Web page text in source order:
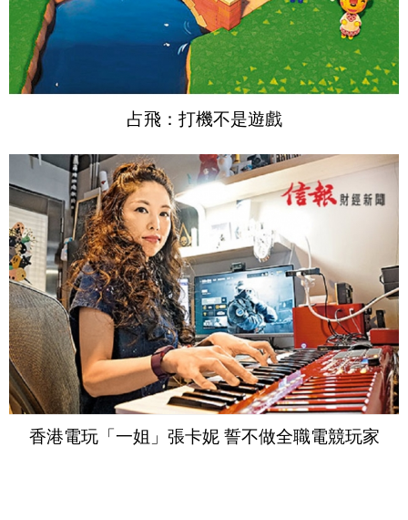
占飛：打機不是遊戲
香港電玩「一姐」張卡妮 誓不做全職電競玩家